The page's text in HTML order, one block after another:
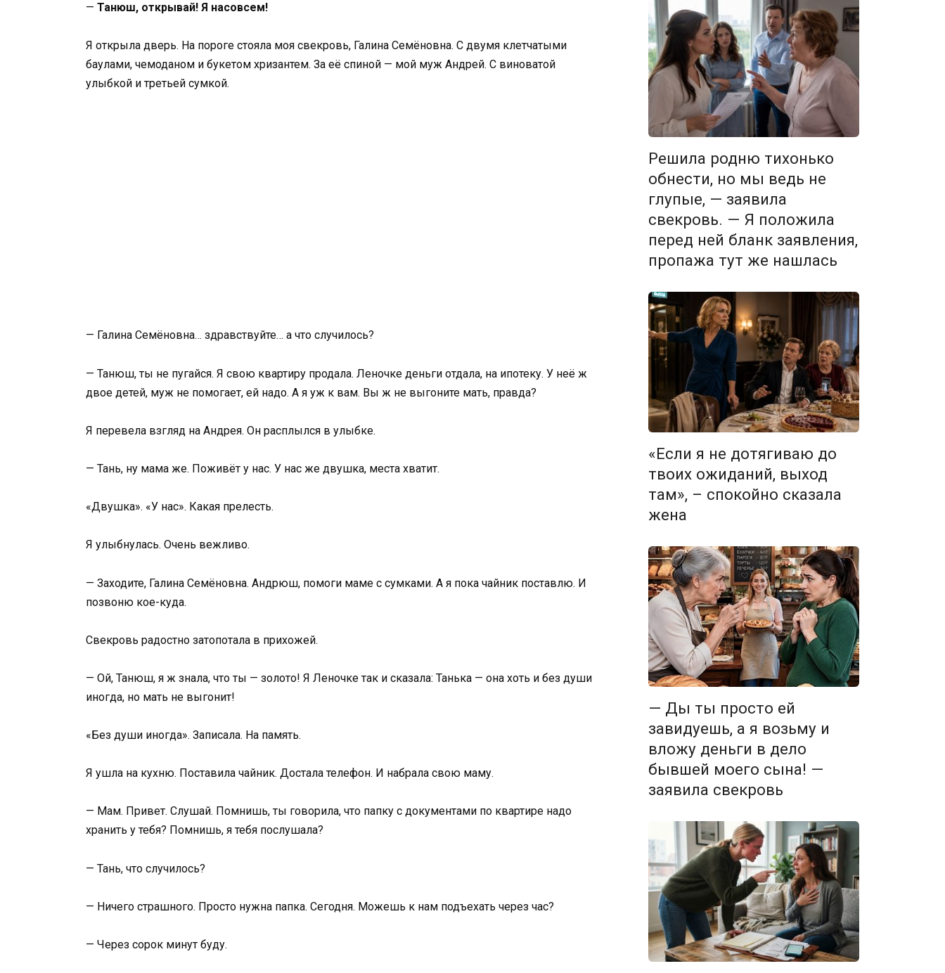
— Танюш, открывай! Я насовсем!
Я открыла дверь. На пороге стояла моя свекровь, Галина Семёновна. С двумя клетчатыми
баулами, чемоданом и букетом хризантем. За её спиной — мой муж Андрей. С виноватой
улыбкой и третьей сумкой.
— Галина Семёновна… здравствуйте… а что случилось?
— Танюш, ты не пугайся. Я свою квартиру продала. Леночке деньги отдала, на ипотеку. У неё ж
двое детей, муж не помогает, ей надо. А я уж к вам. Вы ж не выгоните мать, правда?
Я перевела взгляд на Андрея. Он расплылся в улыбке.
— Тань, ну мама же. Поживёт у нас. У нас же двушка, места хватит.
«Двушка». «У нас». Какая прелесть.
Я улыбнулась. Очень вежливо.
— Заходите, Галина Семёновна. Андрюш, помоги маме с сумками. А я пока чайник поставлю. И
позвоню кое-куда.
Свекровь радостно затопотала в прихожей.
— Ой, Танюш, я ж знала, что ты — золото! Я Леночке так и сказала: Танька — она хоть и без души
иногда, но мать не выгонит!
«Без души иногда». Записала. На память.
Я ушла на кухню. Поставила чайник. Достала телефон. И набрала свою маму.
— Мам. Привет. Слушай. Помнишь, ты говорила, что папку с документами по квартире надо
хранить у тебя? Помнишь, я тебя послушала?
— Тань, что случилось?
— Ничего страшного. Просто нужна папка. Сегодня. Можешь к нам подъехать через час?
— Через сорок минут буду.
Решила родню тихонько
обнести, но мы ведь не
глупые, — заявила
свекровь. — Я положила
перед ней бланк заявления,
пропажа тут же нашлась
«Если я не дотягиваю до
твоих ожиданий, выход
там», – спокойно сказала
жена
— Ды ты просто ей
завидуешь, а я возьму и
вложу деньги в дело
бывшей моего сына! —
заявила свекровь